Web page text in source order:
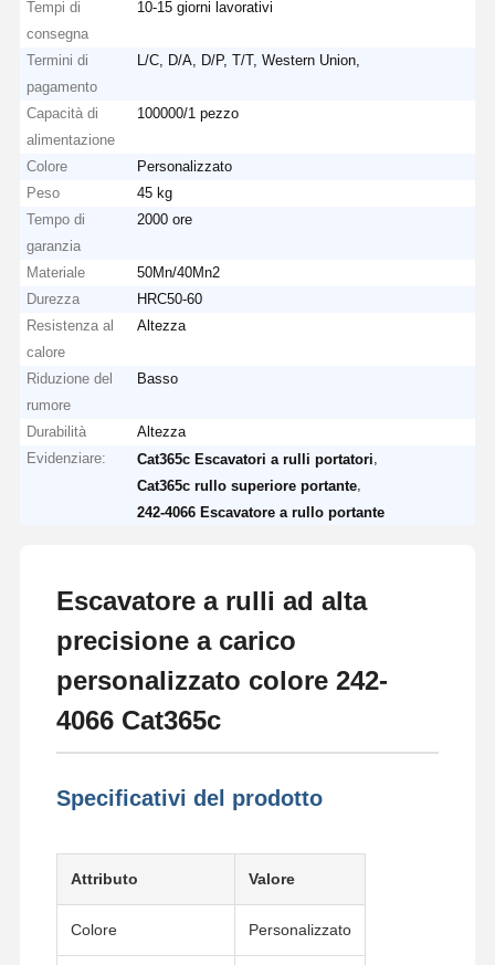
Tempi di
consegna
10-15 giorni lavorativi
Termini di
pagamento
L/C, D/A, D/P, T/T, Western Union,
Capacità di
alimentazione
100000/1 pezzo
Colore
Personalizzato
Peso
45 kg
Tempo di
garanzia
2000 ore
Materiale
50Mn/40Mn2
Durezza
HRC50-60
Resistenza al
calore
Altezza
Riduzione del
rumore
Basso
Durabilità
Altezza
Evidenziare:
Cat365c Escavatori a rulli portatori
Cat365c rullo superiore portante
242-4066 Escavatore a rullo portante
Escavatore a rulli ad alta
precisione a carico
personalizzato colore 242-
4066 Cat365c
Specificativi del prodotto
Attributo Valore
Colore Personalizzato